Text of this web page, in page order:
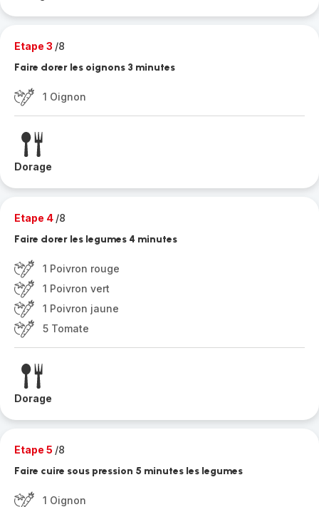
Etape 3 /8
Faire dorer les oignons 3 minutes
1 Oignon
Dorage
Etape 4 /8
Faire dorer les legumes 4 minutes
1 Poivron rouge
1 Poivron vert
1 Poivron jaune
5 Tomate
Dorage
Etape 5 /8
Faire cuire sous pression 5 minutes les legumes
1 Oignon